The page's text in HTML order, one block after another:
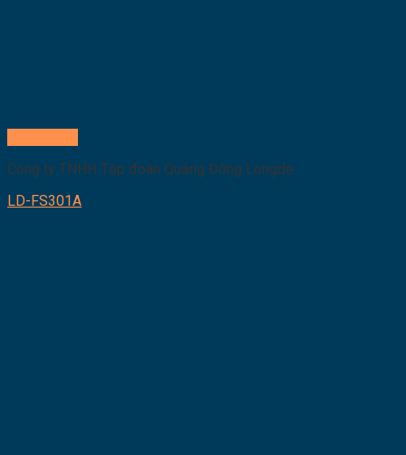
Công ty TNHH Tập đoàn Quảng Đông Longde
LD-FS301A